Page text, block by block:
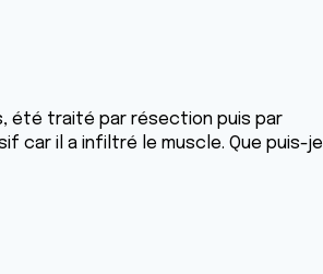
été traité par résection puis par
car il a infiltré le muscle. Que puis-je